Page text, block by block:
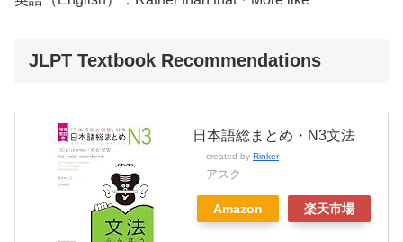
JLPT Textbook Recommendations
日本語総まとめ・N3文法
created by Rinker
アスク
Amazon 楽天市場